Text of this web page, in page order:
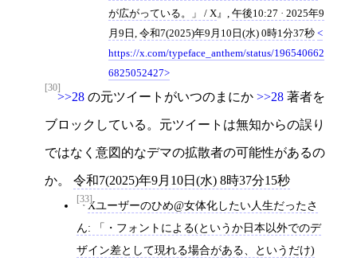
が広がっている。」 / X
, 午後10:27 · 2025年9
月9日 , 令和7(2025)年9月10日(水) 0時1分37秒
https://x.com/typeface_anthem/status/196540662
6825052427
[30]
>>28 の元ツイートがいつのまにか >>28 著者を
ブロックしている。元ツイートは無知からの誤り
ではなく意図的なデマの拡散者の可能性があるの
か。 令和7(2025)年9月10日(水) 8時37分15秒
[33]Xユーザーのひめ@女体化したい人生だったさ
ん: 「・フォントによる(というか日本以外でのデ
ザイン差として現れる場合がある、というだけ)